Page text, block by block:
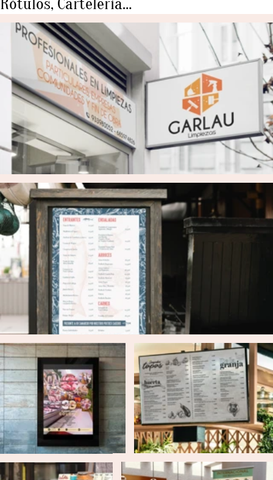
interiorismo o arquitectura?
¿Quizá necesites videos corporativos / publicitarios?
Estamos en Barcelona ubicados en Santa Perpétua
de Mogoda (Barcelona) pero nos acercamos a
donde nos lleves.
Ponte en contacto con nosotrosrellenando el
siguiente formulario , estaremos encantados de
poder atenderte.
This site is protected by reCAPTCHA and the GooglePrivacy Policyand Terms of Service
Síguenos en:
Carrer Montsià 13
P.I. Can Bernades
Santa Perpétua de Mogoda
08130 BARCELONA
Telf.0034 696 868 387
#INSTAGRAM
#FACEBOOK
#LINKEDIN
TWITTER
#BEHANCE
Política de privacidad© xavimoyastudio 2020web desarrollada por
www.xavimoyastudio.com